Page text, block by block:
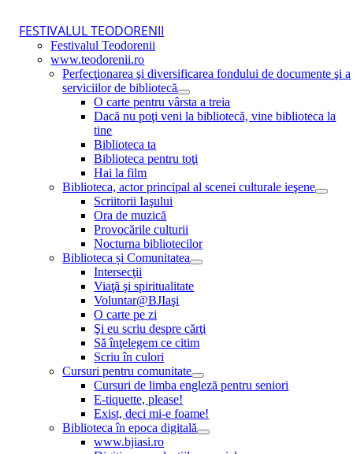
FESTIVALUL TEODORENII
Festivalul Teodorenii
www.teodorenii.ro
Perfecţionarea şi diversificarea fondului de documente şi a
serviciilor de bibliotecă
O carte pentru vârsta a treia
Dacă nu poţi veni la bibliotecă, vine biblioteca la
tine
Biblioteca ta
Biblioteca pentru toţi
Hai la film
Biblioteca, actor principal al scenei culturale ieşene
Scriitorii Iaşului
Ora de muzică
Provocările culturii
Nocturna bibliotecilor
Biblioteca și Comunitatea
Intersecţii
Viaţă şi spiritualitate
Voluntar@BJIaşi
O carte pe zi
Şi eu scriu despre cărţi
Să înţelegem ce citim
Scriu în culori
Cursuri pentru comunitate
Cursuri de limba engleză pentru seniori
E-tiquette, please!
Exist, deci mi-e foame!
Biblioteca în epoca digitală
www.bjiasi.ro